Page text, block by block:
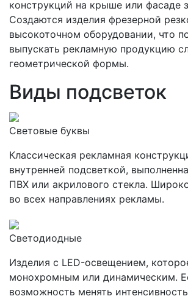
конструкций на крыше или фасаде
Создаются изделия фрезерной
высокоточном оборудовании, что
выпускать рекламную продукцию
геометрической формы.
Виды подсветок
Световые буквы
Классическая рекламная
внутренней подсветкой,
ПВХ или акрилового стекла.
во всех направлениях рекламы.
Светодиодные
Изделия с LED-освещением,
монохромным или динамическим.
возможность менять